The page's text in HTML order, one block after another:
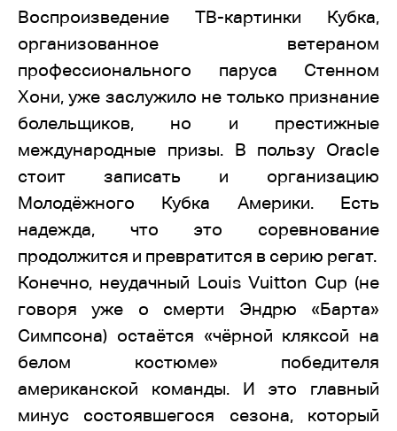
Воспроизведение ТВ-картинки Кубка,
организованное ветераном
профессионального паруса Стенном
Хони, уже заслужило не только признание
болельщиков, но и престижные
международные призы. В пользу Oracle
стоит записать и организацию
Молодёжного Кубка Америки. Есть
надежда, что это соревнование
продолжится и превратится в серию регат.
Конечно, неудачный Louis Vuitton Cup (не
говоря уже о смерти Эндрю «Барта»
Симпсона) остаётся «чёрной кляксой на
белом костюме» победителя
американской команды. И это главный
минус состоявшегося сезона, который